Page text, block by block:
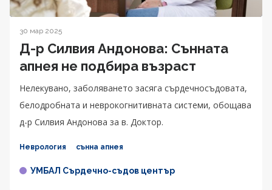
30 мар 2025
Д-р Силвия Андонова: Сънната
апнея не подбира възраст
Нелекувано, заболяването засяга сърдечносъдовата,
белодробната и неврокогнитивната системи, обощава
д-р Силвия Андонова за в. Доктор.
Неврология сънна апнея
УМБАЛ Сърдечно-съдов център